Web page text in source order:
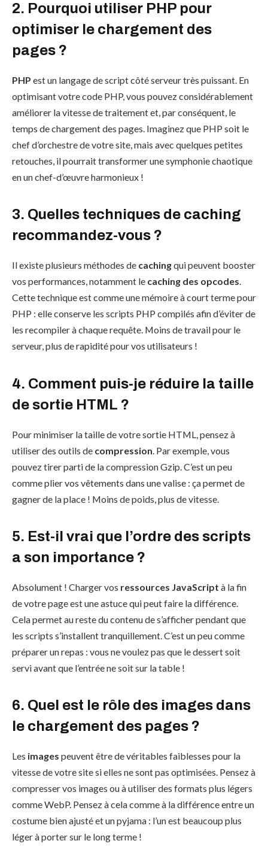
2. Pourquoi utiliser PHP pour
optimiser le chargement des
pages ?
PHP est un langage de script côté serveur très puissant. En
optimisant votre code PHP, vous pouvez considérablement
améliorer la vitesse de traitement et, par conséquent, le
temps de chargement des pages. Imaginez que PHP soit le
chef d’orchestre de votre site, mais avec quelques petites
retouches, il pourrait transformer une symphonie chaotique
en un chef-d’œuvre harmonieux !
3. Quelles techniques de caching
recommandez-vous ?
Il existe plusieurs méthodes de cachingqui peuvent booster
vos performances, notamment le caching des opcodes.
Cette technique est comme une mémoire à court terme pour
PHP : elle conserve les scripts PHP compilés afin d’éviter de
les recompiler à chaque requête. Moins de travail pour le
serveur, plus de rapidité pour vos utilisateurs !
4. Comment puis-je réduire la taille
de sortie HTML ?
Pour minimiser la taille de votre sortie HTML, pensez à
utiliser des outils de compression . Par exemple, vous
pouvez tirer parti de la compression Gzip. C’est un peu
comme plier vos vêtements dans une valise : ça permet de
gagner de la place ! Moins de poids, plus de vitesse.
5. Est-il vrai que l’ordre des scripts
a son importance ?
Absolument ! Charger vos ressources JavaScript à la fin
de votre page est une astuce qui peut faire la différence.
Cela permet au reste du contenu de s’afficher pendant que
les scripts s’installent tranquillement. C’est un peu comme
préparer un repas : vous ne voulez pas que le dessert soit
servi avant que l’entrée ne soit sur la table !
6. Quel est le rôle des images dans
le chargement des pages ?
Les images peuvent être de véritables faiblesses pour la
vitesse de votre site si elles ne sont pas optimisées. Pensez à
compresser vos images ou à utiliser des formats plus légers
comme WebP. Pensez à cela comme à la différence entre un
costume bien ajusté et un pyjama : l’un est beaucoup plus
léger à porter sur le long terme !